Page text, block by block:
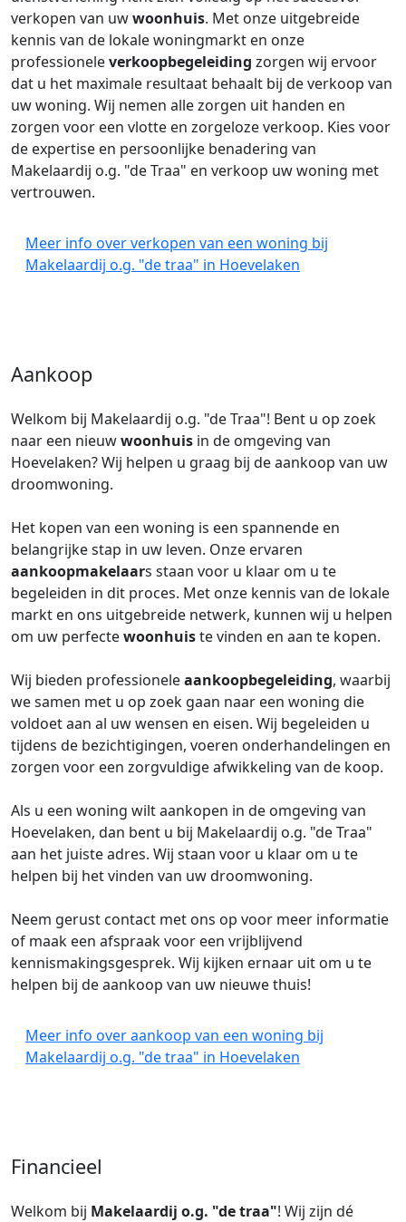
verkopen van uwwoonhuis. Met onze uitgebreide
kennis van de lokale woningmarkt en onze
professioneleverkoopbegeleiding zorgen wij ervoor
dat u het maximale resultaat behaalt bij de verkoop van
uw woning. Wij nemen alle zorgen uit handen en
zorgen voor een vlotte en zorgeloze verkoop. Kies voor
de expertise en persoonlijke benadering van
Makelaardij o.g. "de Traa" en verkoop uw woning met
vertrouwen.
Meer info over verkopen van een woning bij
Makelaardij o.g. "de traa" in Hoevelaken
Aankoop
Welkom bij Makelaardij o.g. "de Traa"! Bent u op zoek
naar een nieuwwoonhuis in de omgeving van
Hoevelaken? Wij helpen u graag bij de aankoop van uw
droomwoning.
Het kopen van een woning is een spannende en
belangrijke stap in uw leven. Onze ervaren
aankoopmakelaars staan voor u klaar om u te
begeleiden in dit proces. Met onze kennis van de lokale
markt en ons uitgebreide netwerk, kunnen wij u helpen
om uw perfectewoonhuiste vinden en aan te kopen.
Wij bieden professioneleaankoopbegeleiding, waarbij
we samen met u op zoek gaan naar een woning die
voldoet aan al uw wensen en eisen. Wij begeleiden u
tijdens de bezichtigingen, voeren onderhandelingen en
zorgen voor een zorgvuldige afwikkeling van de koop.
Als u een woning wilt aankopen in de omgeving van
Hoevelaken, dan bent u bij Makelaardij o.g. "de Traa"
aan het juiste adres. Wij staan voor u klaar om u te
helpen bij het vinden van uw droomwoning.
Neem gerust contact met ons op voor meer informatie
of maak een afspraak voor een vrijblijvend
kennismakingsgesprek. Wij kijken ernaar uit om u te
helpen bij de aankoop van uw nieuwe thuis!
Meer info over aankoop van een woning bij
Makelaardij o.g. "de traa" in Hoevelaken
Financieel
Welkom bij Makelaardij o.g. "de traa"! Wij zijn dé